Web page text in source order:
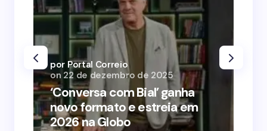
‘Conversa com Bial’ ganha
novo formato e estreia em
2026 na Globo
por Portal Correio
on 22 de dezembro de 2025